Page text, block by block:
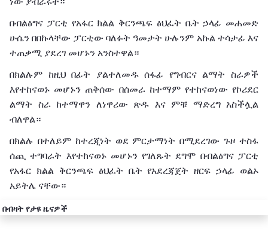
በብልፅግና ፓርቲ የአፋር ክልል ቅርንጫፍ ፅህፈት ቤት ኃላፊ መሐመድ
ሁሴን በበኩላቸው ፓርቲው ባለፉት ዓመታት ሁሉንም አኩል ተሳታፊ እና
ተጠቃሚ ያደረገ መሆኑን አንስተዋል።
በክልሉም ከዚህ በፊት ያልተለመዱ ሰፋፊ የግብርና ልማት
ስራዎች
እየተከናወኑ መሆኑን ጠቅሰው በሰመራ ከተማም የተከናወነው የኮሪደር
ልማት
ስራ ከተማዋን ለነዋሪው ጽዱ እና ምቹ ማድረግ
አስችሏል
ብለዋል።
በክልሉ በተለይም ከተረጂነት ወደ ምርታማነት በሚደረገው ጉዞ ተስፋ
ሰጪ
ተግባራት እየተከናወኑ መሆኑን የገለጹት ደግሞ በብልፅግና ፓርቲ
የአፋር ክልል ቅርንጫፍ ፅህፈት ቤት የአደረጃጀት ዘርፍ ኃላፊ
ወልኦ
አይትሌ ናቸው።
በብዛት የታዩ ዜናዎች